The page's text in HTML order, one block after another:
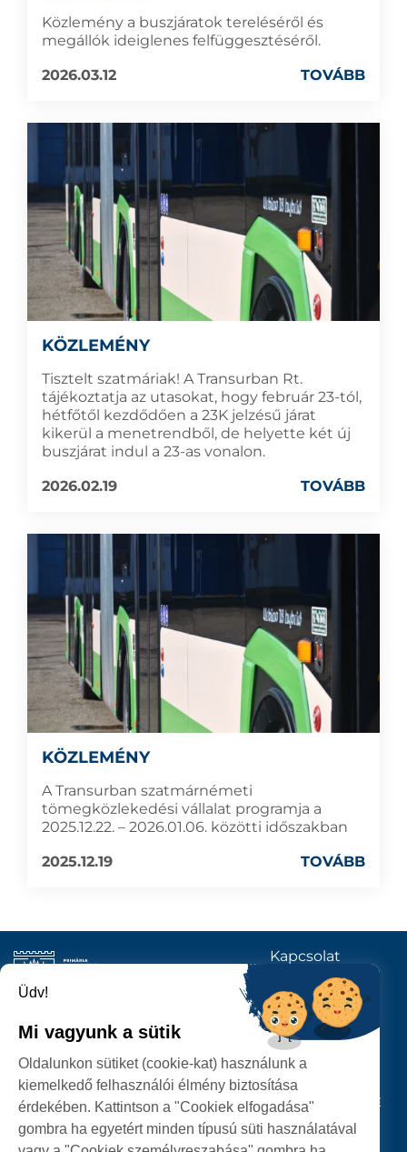
Közlemény a buszjáratok tereléséről és
megállók ideiglenes felfüggesztéséről.
2026.03.12
TOVÁBB
KÖZLEMÉNY
Tisztelt szatmáriak! A Transurban Rt.
tájékoztatja az utasokat, hogy február 23-tól,
hétfőtől kezdődően a 23K jelzésű járat
kikerül a menetrendből, de helyette két új
buszjárat indul a 23-as vonalon.
2026.02.19
TOVÁBB
KÖZLEMÉNY
A Transurban szatmárnémeti
tömegközlekedési vállalat programja a
2025.12.22. – 2026.01.06. közötti időszakban
2025.12.19
TOVÁBB
SZEMÉLYES ADATOK VÉDELME
SZATMÁRNÉMETI
POLGÁRMESTERI HIVATAL
P-ȚA 25 OCTOMBRIE, NR. 1 CORP M, 440026 SATU MARE
Kapcsolat
KÖVESSENEK
Üdv!
Mi vagyunk a sütik
Oldalunkon sütiket (cookie-kat) használunk a
kiemelkedő felhasználói élmény biztosítása
érdekében. Kattintson a "Cookiek elfogadása"
gombra ha egyetért minden típusú süti használatával